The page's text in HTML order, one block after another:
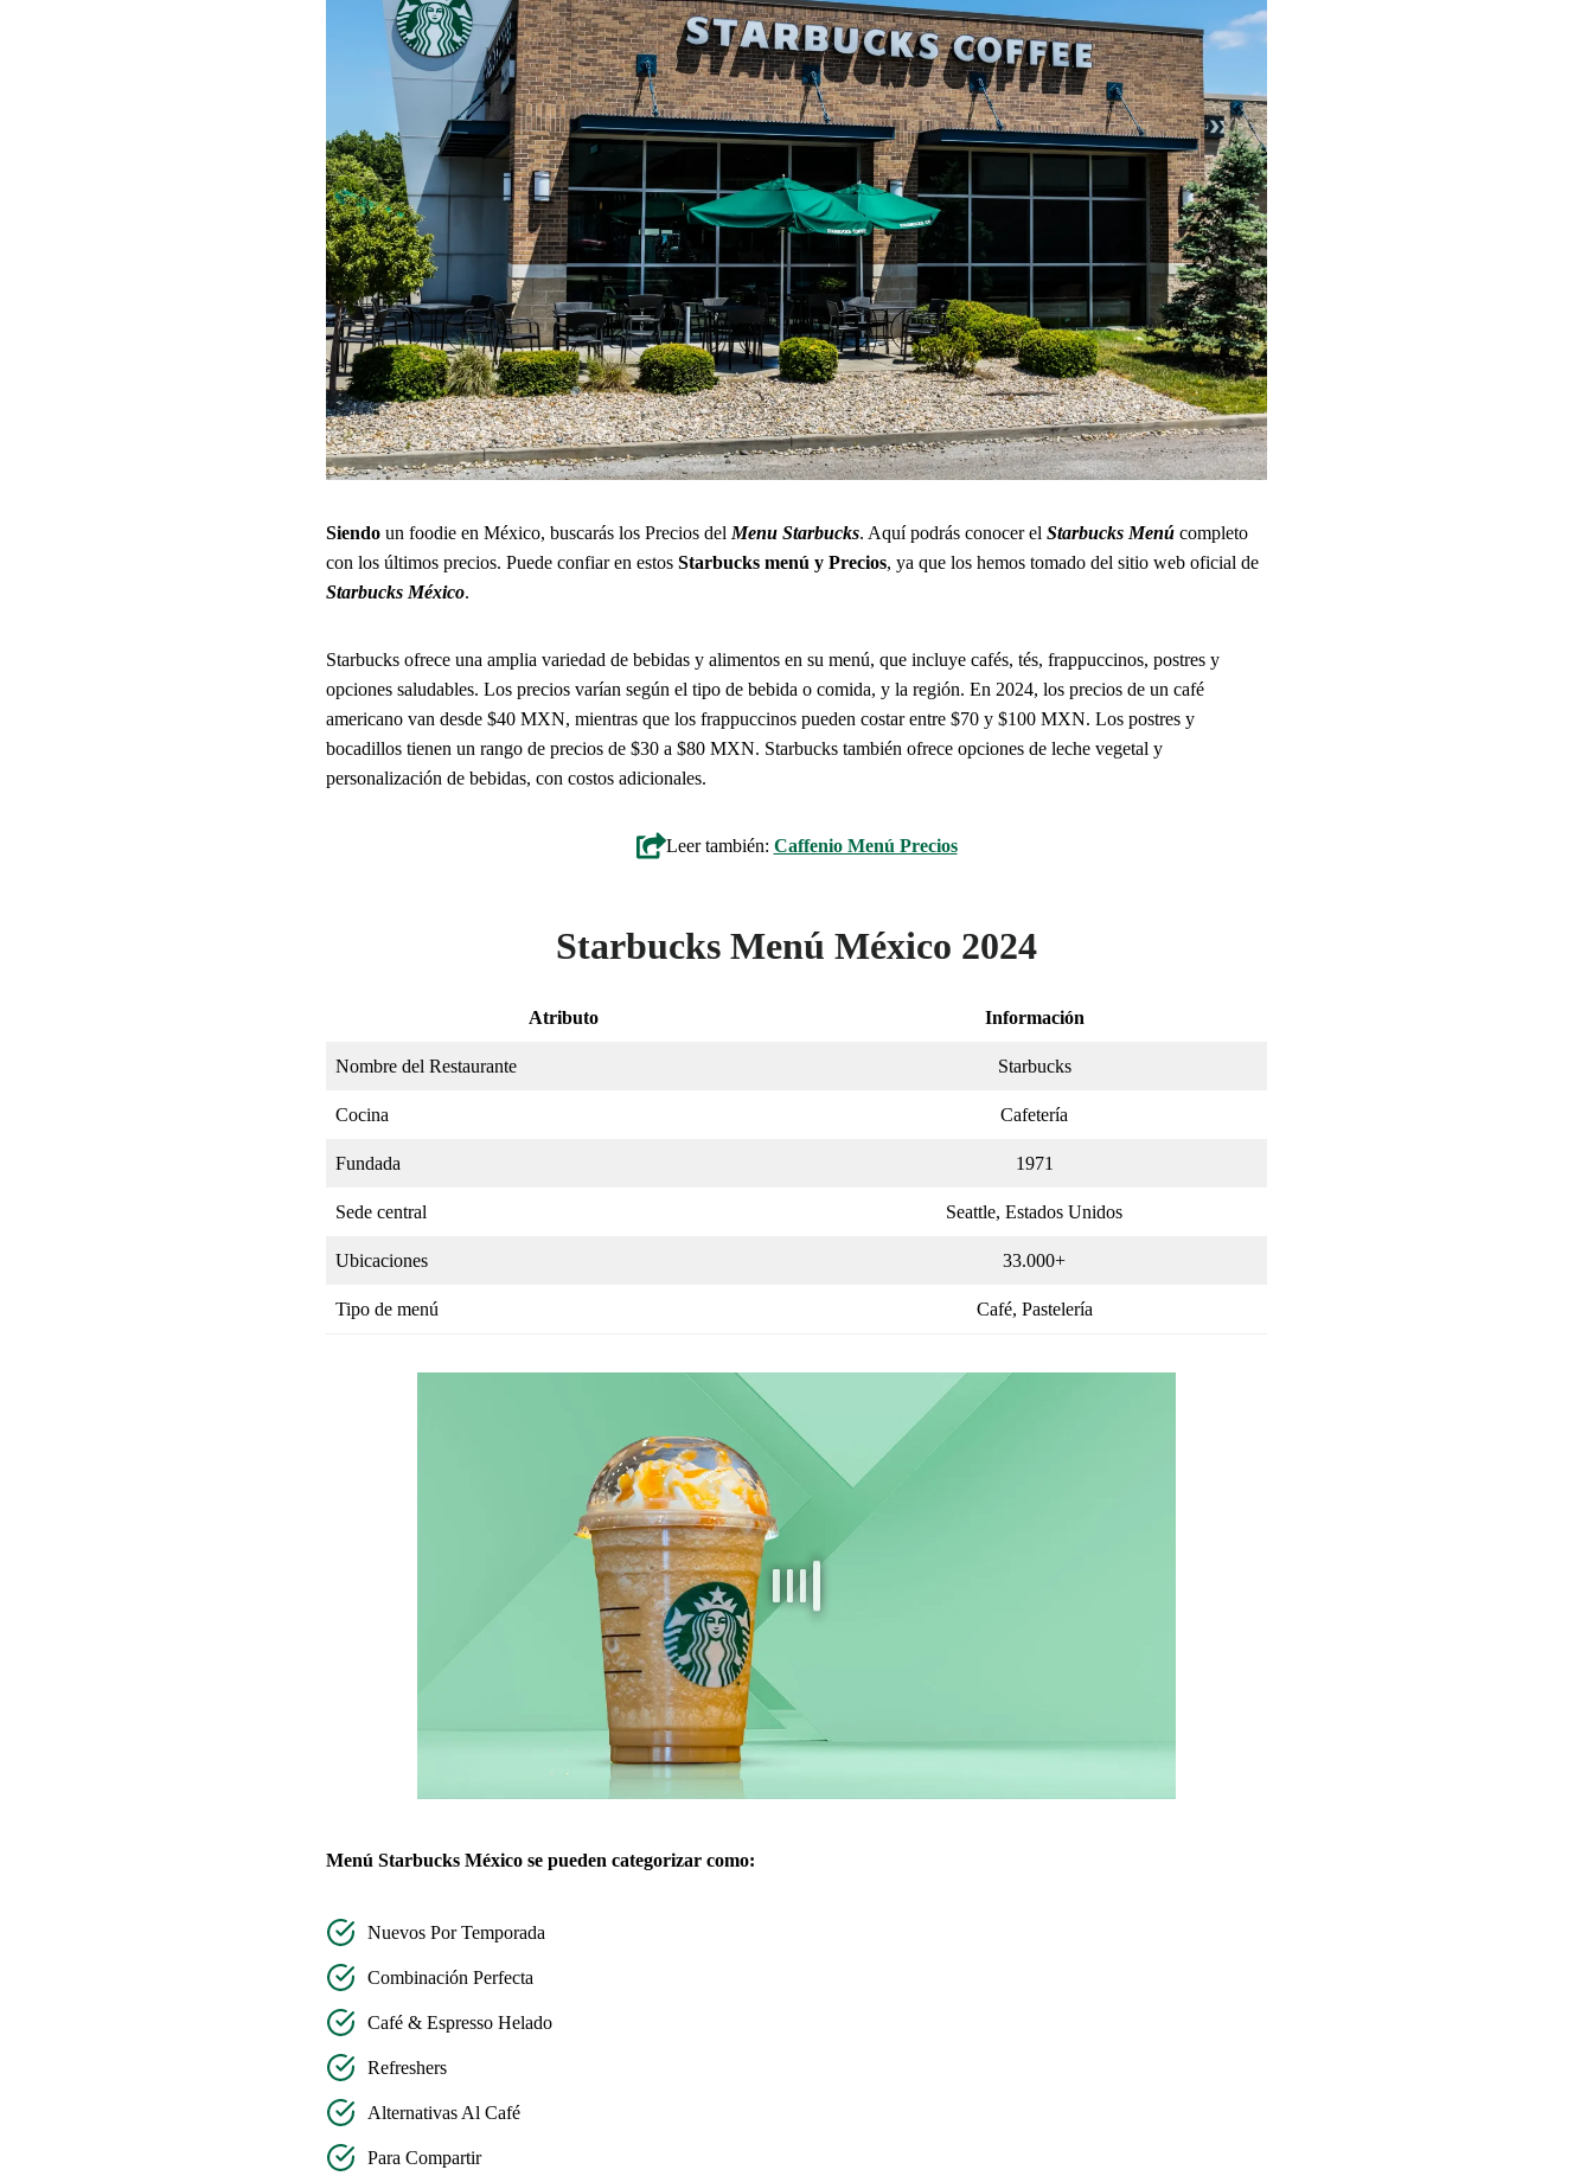
Siendo un foodie en México, buscarás los Precios del Menu Starbucks. Aquí podrás conocer el Starbucks Menú completo
con los últimos precios. Puede confiar en estos Starbucks menú y Precios, ya que los hemos tomado del sitio web oficial de
Starbucks México.
Starbucks ofrece una amplia variedad de bebidas y alimentos en su menú, que incluye cafés, tés, frappuccinos, postres y
opciones saludables. Los precios varían según el tipo de bebida o comida, y la región. En 2024, los precios de un café
americano van desde $40 MXN, mientras que los frappuccinos pueden costar entre $70 y $100 MXN. Los postres y
bocadillos tienen un rango de precios de $30 a $80 MXN. Starbucks también ofrece opciones de leche vegetal y
personalización de bebidas, con costos adicionales.
Leer también: Caffenio Menú Precios
Starbucks Menú México 2024
Atributo Información
Nombre del Restaurante Starbucks
Cocina Cafetería
Fundada 1971
Sede central Seattle, Estados Unidos
Ubicaciones 33.000+
Tipo de menú Café, Pastelería
Menú Starbucks México se pueden categorizar como:
Nuevos Por Temporada
Combinación Perfecta
Café & Espresso Helado
Refreshers
Alternativas Al Café
Para Compartir